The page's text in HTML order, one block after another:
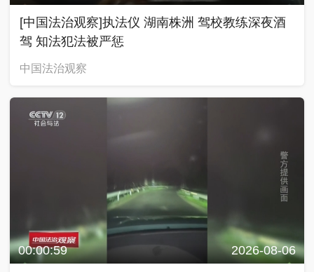
[中国法治观察]执法仪 湖南株洲 驾校教练深夜酒
驾 知法犯法被严惩
中国法治观察
00:00:59 2026-08-06